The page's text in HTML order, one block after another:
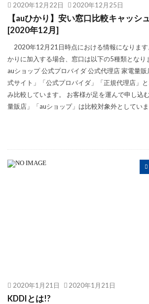
2020年12月22日 2020年12月25日
【auひかり】安い窓口比較キャッシ
[2020年12月]
2020年12月21日時点における情報になりま
かりに加入する場合、窓口は以下の5種類となり
auショップ 公式プロバイダ 公式代理店 家電量
式サイト」「公式プロバイダ」「正規代理店」
み比較しています。 お客様が足を運んで申し込
量販店」「auショップ」は比較対象外としてい
2020年1月21日 2020年1月21日
KDDIとは!?